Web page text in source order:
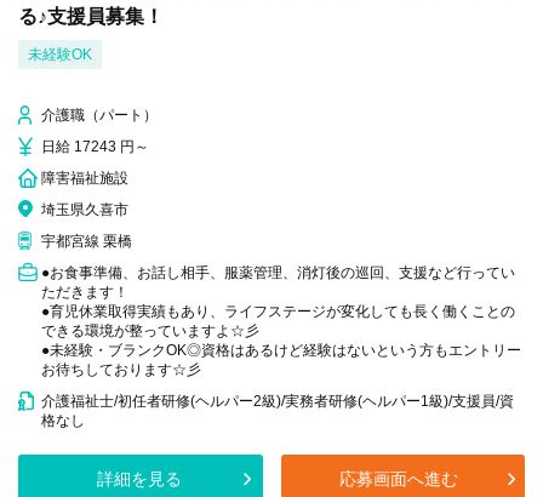
る♪支援員募集！
未経験OK
介護職（パート）
日給 17243 円～
障害福祉施設
埼玉県久喜市
宇都宮線 栗橋
●お食事準備、お話し相手、服薬管理、消灯後の巡回、支援など行ってい
ただきます！
●育児休業取得実績もあり、ライフステージが変化しても長く働くことの
できる環境が整っていますよ☆彡
●未経験・ブランクOK◎資格はあるけど経験はないという方もエントリー
お待ちしております☆彡
介護福祉士/初任者研修(ヘルパー2級)/実務者研修(ヘルパー1級)/支援員/資
格なし
詳細を見る 応募画面へ進む